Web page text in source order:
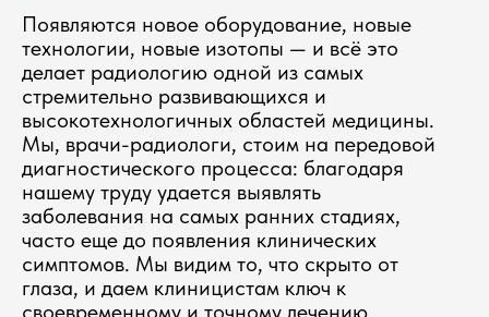
Появляются новое оборудование, новые
технологии, новые изотопы — и всё это
делает радиологию одной из самых
стремительно развивающихся и
высокотехнологичных областей медицины.
Мы, врачи-радиологи, стоим на передовой
диагностического процесса: благодаря
нашему труду удается выявлять
заболевания на самых ранних стадиях,
часто еще до появления клинических
симптомов. Мы видим то, что скрыто от
глаза, и даем клиницистам ключ к
своевременному и точному лечению.